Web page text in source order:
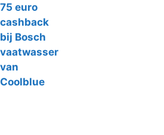
75 euro
cashback
bij Bosch
vaatwasser
van
Coolblue